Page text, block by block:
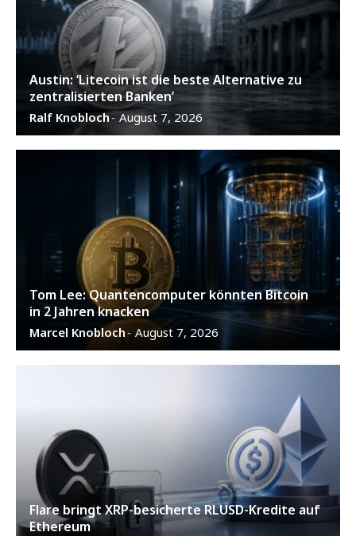
Austin: ‘Litecoin ist die beste Alternative zu
zentralisierten Banken’
Ralf Knobloch- August 7, 2026
Tom Lee: Quantencomputer könnten Bitcoin
in 2 Jahren knacken
Marcel Knobloch- August 7, 2026
Flare bringt XRP-besicherte RLUSD-Kredite auf
Ethereum